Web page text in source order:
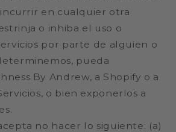
en cualquier otra
o inhiba el uso o
por parte de alguien o
pueda
By Andrew, a Shopify o a
o bien exponerlos a
no hacer lo siguiente: (a)